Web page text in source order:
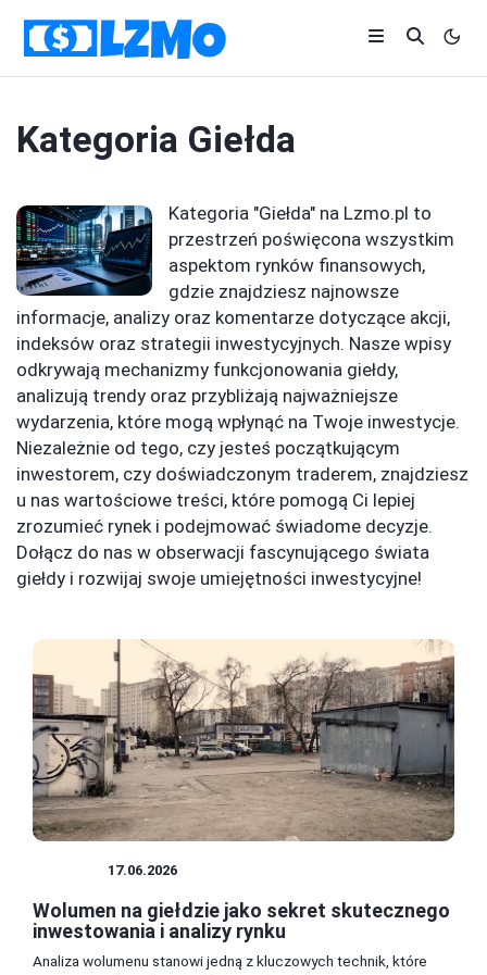
Kategoria Giełda
Kategoria "Giełda" na Lzmo.pl to
przestrzeń poświęcona wszystkim
aspektom rynków finansowych,
gdzie znajdziesz najnowsze
informacje, analizy oraz komentarze dotyczące akcji,
indeksów oraz strategii inwestycyjnych. Nasze wpisy
odkrywają mechanizmy funkcjonowania giełdy,
analizują trendy oraz przybliżają najważniejsze
wydarzenia, które mogą wpłynąć na Twoje inwestycje.
Niezależnie od tego, czy jesteś początkującym
inwestorem, czy doświadczonym traderem, znajdziesz
u nas wartościowe treści, które pomogą Ci lepiej
zrozumieć rynek i podejmować świadome decyzje.
Dołącz do nas w obserwacji fascynującego świata
giełdy i rozwijaj swoje umiejętności inwestycyjne!
17.06.2026
Wolumen na giełdzie jako sekret skutecznego
inwestowania i analizy rynku
Analiza wolumenu stanowi jedną z kluczowych technik, które